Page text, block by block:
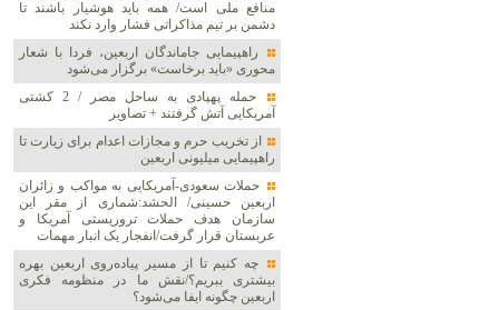
منافع ملی است/ همه باید هوشیار باشند تا
دشمن بر تیم مذاکراتی فشار وارد نکند
راهپیمایی جاماندگان اربعین، فردا با شعار
محوری «باید برخاست» برگزار می‌شود
حمله پهپادی به ساحل مصر / 2 کشتی
آمریکایی آتش گرفتند + تصاویر
از تخریب حرم و مجازات اعدام برای زیارت تا
راهپیمایی میلیونی اربعین
حملات سعودی-آمریکایی به مواکب و زائران
اربعین حسینی/ الحشد:شماری از مقر این
سازمان هدف حملات تروریستی آمریکا و
عربستان قرار گرفت/انفجار یک انبار مهمات
چه کنیم تا از مسیر پیاده‌روی اربعین بهره
بیشتری ببریم؟/نقش ما در منظومه فکری
اربعین چگونه ایفا می‌شود؟